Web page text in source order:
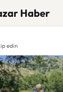
Haber
edin